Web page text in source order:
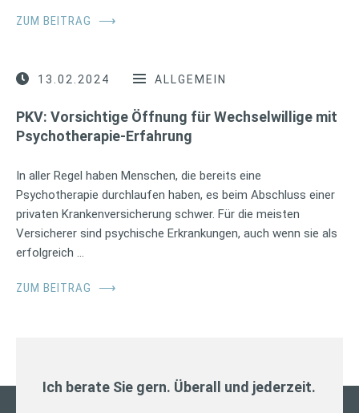
ZUM BEITRAG ⟶
13.02.2024 ALLGEMEIN
PKV: Vorsichtige Öffnung für Wechselwillige mit
Psychotherapie-Erfahrung
In aller Regel haben Menschen, die bereits eine
Psychotherapie durchlaufen haben, es beim Abschluss einer
privaten Krankenversicherung schwer. Für die meisten
Versicherer sind psychische Erkrankungen, auch wenn sie als
erfolgreich …
ZUM BEITRAG ⟶
Ich berate Sie gern. Überall und jederzeit.